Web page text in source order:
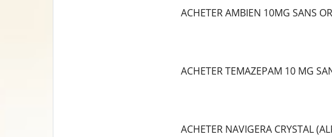
ACHETER AMBIEN 10MG SANS
ACHETER TEMAZEPAM 10 MG
ACHETER NAVIGERA CRYSTAL